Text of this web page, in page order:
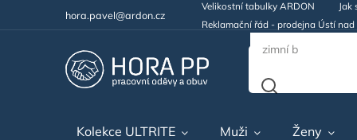
hora.pavel@ardon.cz
Velikostní tabulky ARDON
Jak
Reklamační řád - prodejna Ústí nad
Kolekce ULTRITE Muži Ženy